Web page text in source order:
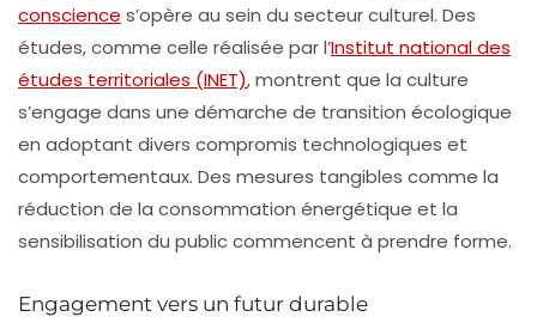
conscience s’opère au sein du secteur culturel. Des
études, comme celle réalisée par l’Institut national des
études territoriales (INET), montrent que la culture
s’engage dans une démarche de transition écologique
en adoptant divers compromis technologiques et
comportementaux. Des mesures tangibles comme la
réduction de la consommation énergétique et la
sensibilisation du public commencent à prendre forme.
Engagement vers un futur durable